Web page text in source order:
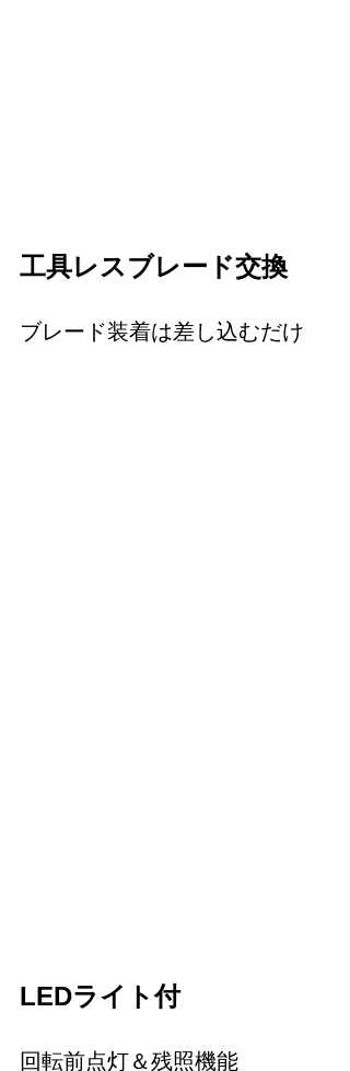
工具レスブレード交換
ブレード装着は差し込むだけ
LEDライト付
回転前点灯＆残照機能